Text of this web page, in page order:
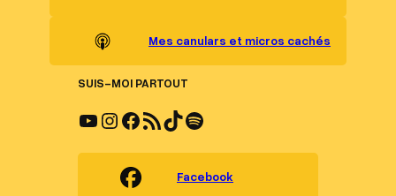
Mes canulars et micros cachés
SUIS-MOI PARTOUT
YouTube Instagram Facebook Flux RSS TikTok Spotify
Facebook